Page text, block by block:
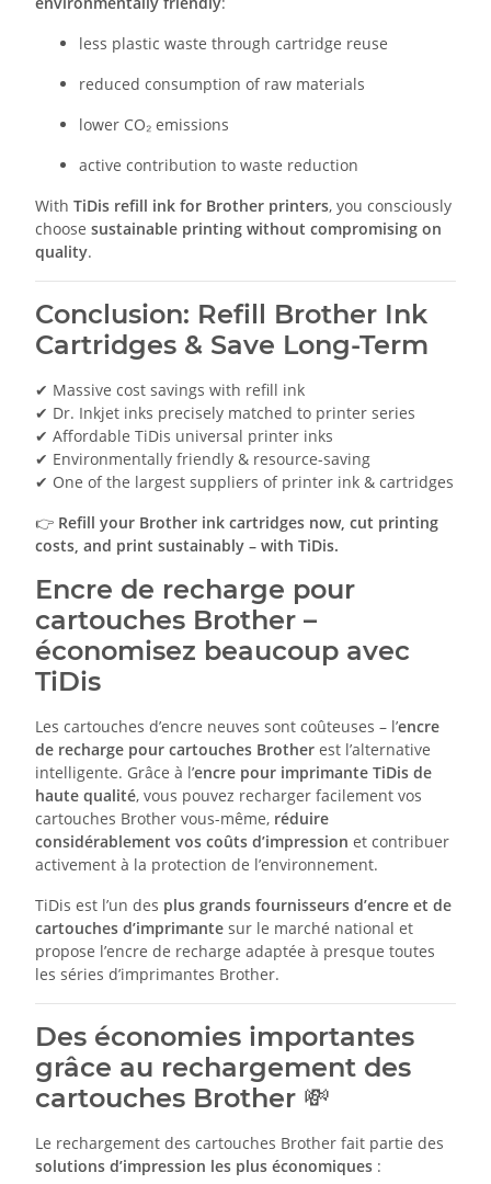
less plastic waste through cartridge reuse
reduced consumption of raw materials
lower CO₂ emissions
active contribution to waste reduction
With TiDis refill ink for Brother printers, you consciously
choose sustainable printing without compromising on
quality.
Conclusion: Refill Brother Ink
Cartridges & Save Long-Term
✔ Massive cost savings with refill ink
✔ Dr. Inkjet inks precisely matched to printer series
✔ Affordable TiDis universal printer inks
✔ Environmentally friendly & resource-saving
✔ One of the largest suppliers of printer ink & cartridges
👉 Refill your Brother ink cartridges now, cut printing
costs, and print sustainably – with TiDis.
Encre de recharge pour
cartouches Brother –
économisez beaucoup avec
TiDis
Les cartouches d’encre neuves sont coûteuses – l’encre
de recharge pour cartouches Brother est l’alternative
intelligente. Grâce à l’encre pour imprimante TiDis de
haute qualité, vous pouvez recharger facilement vos
cartouches Brother vous-même, réduire
considérablement vos coûts d’impression et contribuer
activement à la protection de l’environnement.
TiDis est l’un des plus grands fournisseurs d’encre et de
cartouches d’imprimante sur le marché national et
propose l’encre de recharge adaptée à presque toutes
les séries d’imprimantes Brother.
Des économies importantes
grâce au rechargement des
cartouches Brother 💸
Le rechargement des cartouches Brother fait partie des
solutions d’impression les plus économiques :